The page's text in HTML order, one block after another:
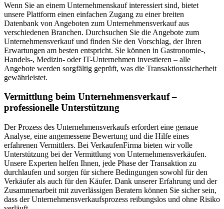
Wenn Sie an einem Unternehmenskauf interessiert sind, bietet
unsere Plattform einen einfachen Zugang zu einer breiten
Datenbank von Angeboten zum Unternehmensverkauf aus
verschiedenen Branchen. Durchsuchen Sie die Angebote zum
Unternehmensverkauf und finden Sie den Vorschlag, der Ihren
Erwartungen am besten entspricht. Sie können in Gastronomie-,
Handels-, Medizin- oder IT-Unternehmen investieren – alle
Angebote werden sorgfältig geprüft, was die Transaktionssicherheit
gewährleistet.
Vermittlung beim Unternehmensverkauf –
professionelle Unterstützung
Der Prozess des Unternehmensverkaufs erfordert eine genaue
Analyse, eine angemessene Bewertung und die Hilfe eines
erfahrenen Vermittlers. Bei VerkaufenFirma bieten wir volle
Unterstützung bei der Vermittlung von Unternehmensverkäufen.
Unsere Experten helfen Ihnen, jede Phase der Transaktion zu
durchlaufen und sorgen für sichere Bedingungen sowohl für den
Verkäufer als auch für den Käufer. Dank unserer Erfahrung und der
Zusammenarbeit mit zuverlässigen Beratern können Sie sicher sein,
dass der Unternehmensverkaufsprozess reibungslos und ohne Risiko